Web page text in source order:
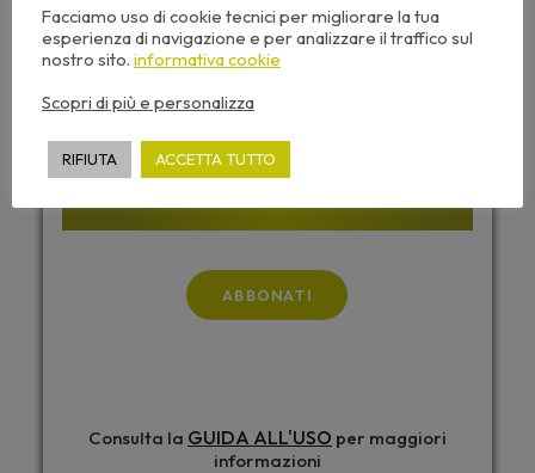
TUTTI I CORSI DI ARCHIFORMAZIONE PER 365
GIORNI
199,00
ABBONATI
Consulta la GUIDA ALL'USO per maggiori
informazioni
Facciamo uso di cookie tecnici per migliorare la tua
esperienza di navigazione e per analizzare il traffico sul
nostro sito. informativa cookie
Scopri di più e personalizza
RIFIUTA ACCETTA TUTTO